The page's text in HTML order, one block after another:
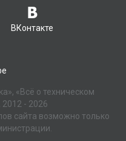
ВКонтакте
«Всё о техническом
2012 - 2026
сайта возможно только